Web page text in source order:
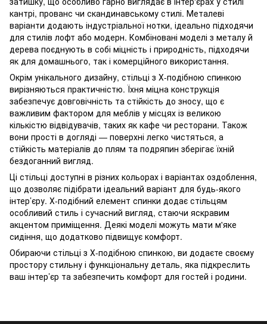
кантрі, прованс чи скандинавському стилі. Металеві
варіанти додають індустріальної нотки, ідеально підходячи
для стилів лофт або модерн. Комбіновані моделі з металу й
дерева поєднують в собі міцність і природність, підходячи
як для домашнього, так і комерційного використання.
Окрім унікального дизайну, стільці з Х-подібною спинкою
вирізняються практичністю. Їхня міцна конструкція
забезпечує довговічність та стійкість до зносу, що є
важливим фактором для меблів у місцях із великою
кількістю відвідувачів, таких як кафе чи ресторани. Також
вони прості в догляді — поверхні легко чистяться, а
стійкість матеріалів до плям та подряпин зберігає їхній
бездоганний вигляд.
Ці стільці доступні в різних кольорах і варіантах оздоблення,
що дозволяє підібрати ідеальний варіант для будь-якого
інтер’єру. Х-подібний елемент спинки додає стільцям
особливий стиль і сучасний вигляд, стаючи яскравим
акцентом приміщення. Деякі моделі можуть мати м'яке
сидіння, що додатково підвищує комфорт.
Обираючи стільці з Х-подібною спинкою, ви додаєте своєму
простору стильну і функціональну деталь, яка підкреслить
ваш інтер’єр та забезпечить комфорт для гостей і родини.